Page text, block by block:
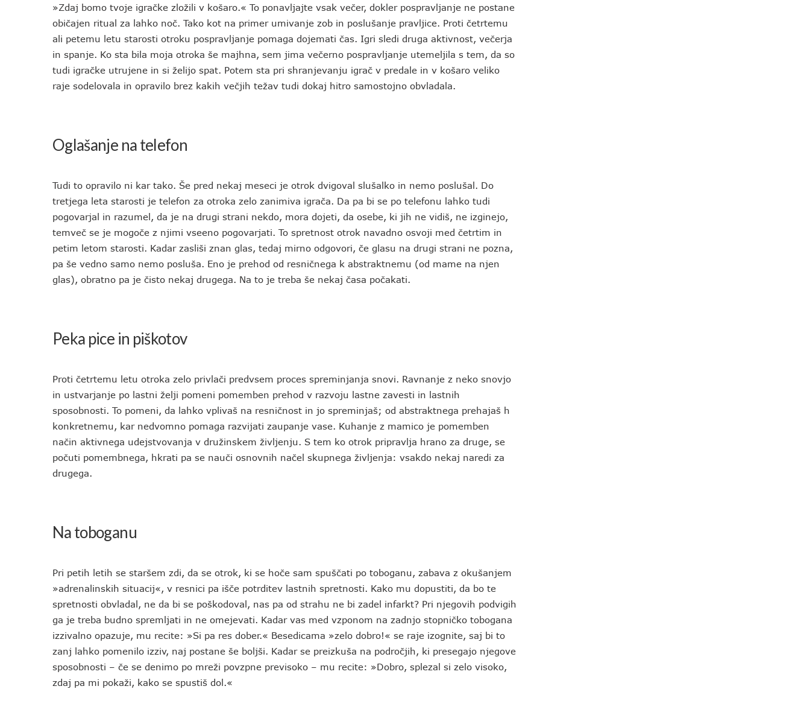
»Zdaj bomo tvoje igračke zložili v košaro.« To ponavljajte vsak večer, dokler pospravljanje ne postane
običajen ritual za lahko noč. Tako kot na primer umivanje zob in poslušanje pravljice. Proti četrtemu
ali petemu letu starosti otroku pospravljanje pomaga dojemati čas. Igri sledi druga aktivnost, večerja
in spanje. Ko sta bila moja otroka še majhna, sem jima večerno pospravljanje utemeljila s tem, da so
tudi igračke utrujene in si želijo spat. Potem sta pri shranjevanju igrač v predale in v košaro veliko
raje sodelovala in opravilo brez kakih večjih težav tudi dokaj hitro samostojno obvladala.
Oglašanje na telefon
Tudi to opravilo ni kar tako. Še pred nekaj meseci je otrok dvigoval slušalko in nemo poslušal. Do
tretjega leta starosti je telefon za otroka zelo zanimiva igrača. Da pa bi se po telefonu lahko tudi
pogovarjal in razumel, da je na drugi strani nekdo, mora dojeti, da osebe, ki jih ne vidiš, ne izginejo,
temveč se je mogoče z njimi vseeno pogovarjati. To spretnost otrok navadno osvoji med četrtim in
petim letom starosti. Kadar zasliši znan glas, tedaj mirno odgovori, če glasu na drugi strani ne pozna,
pa še vedno samo nemo posluša. Eno je prehod od resničnega k abstraktnemu (od mame na njen
glas), obratno pa je čisto nekaj drugega. Na to je treba še nekaj časa počakati.
Peka pice in piškotov
Proti četrtemu letu otroka zelo privlači predvsem proces spreminjanja snovi. Ravnanje z neko snovjo
in ustvarjanje po lastni želji pomeni pomemben prehod v razvoju lastne zavesti in lastnih
sposobnosti. To pomeni, da lahko vplivaš na resničnost in jo spreminjaš; od abstraktnega prehajaš h
konkretnemu, kar nedvomno pomaga razvijati zaupanje vase. Kuhanje z mamico je pomemben
način aktivnega udejstvovanja v družinskem življenju. S tem ko otrok pripravlja hrano za druge, se
počuti pomembnega, hkrati pa se nauči osnovnih načel skupnega življenja: vsakdo nekaj naredi za
drugega.
Na toboganu
Pri petih letih se staršem zdi, da se otrok, ki se hoče sam spuščati po toboganu, zabava z okušanjem
»adrenalinskih situacij«, v resnici pa išče potrditev lastnih spretnosti. Kako mu dopustiti, da bo te
spretnosti obvladal, ne da bi se poškodoval, nas pa od strahu ne bi zadel infarkt? Pri njegovih podvigih
ga je treba budno spremljati in ne omejevati. Kadar vas med vzponom na zadnjo stopničko tobogana
izzivalno opazuje, mu recite: »Si pa res dober.« Besedicama »zelo dobro!« se raje izognite, saj bi to
zanj lahko pomenilo izziv, naj postane še boljši. Kadar se preizkuša na področjih, ki presegajo njegove
sposobnosti – če se denimo po mreži povzpne previsoko – mu recite: »Dobro, splezal si zelo visoko,
zdaj pa mi pokaži, kako se spustiš dol.«